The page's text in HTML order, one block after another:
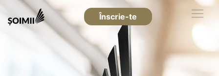
Înscrie-te